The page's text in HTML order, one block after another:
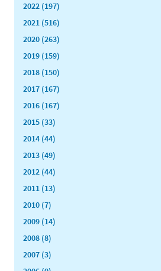
2022 (197)
2021 (516)
2020 (263)
2019 (159)
2018 (150)
2017 (167)
2016 (167)
2015 (33)
2014 (44)
2013 (49)
2012 (44)
2011 (13)
2010 (7)
2009 (14)
2008 (8)
2007 (3)